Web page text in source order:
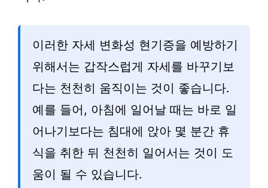
이러한 자세 변화성 현기증을 예방하기
위해서는 갑작스럽게 자세를 바꾸기보
다는 천천히 움직이는 것이 좋습니다.
예를 들어, 아침에 일어날 때는 바로 일
어나기보다는 침대에 앉아 몇 분간 휴
식을 취한 뒤 천천히 일어서는 것이 도
움이 될 수 있습니다.